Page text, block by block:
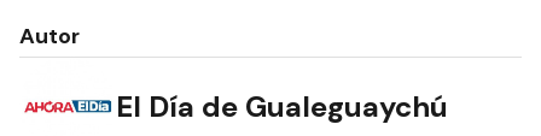
Autor
El Día de Gualeguaychú